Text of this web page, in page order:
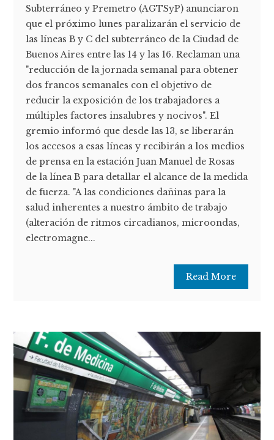
Subterráneo y Premetro (AGTSyP) anunciaron
que el próximo lunes paralizarán el servicio de
las líneas B y C del subterráneo de la Ciudad de
Buenos Aires entre las 14 y las 16. Reclaman una
"reducción de la jornada semanal para obtener
dos francos semanales con el objetivo de
reducir la exposición de los trabajadores a
múltiples factores insalubres y nocivos". El
gremio informó que desde las 13, se liberarán
los accesos a esas líneas y recibirán a los medios
de prensa en la estación Juan Manuel de Rosas
de la línea B para detallar el alcance de la medida
de fuerza. "A las condiciones dañinas para la
salud inherentes a nuestro ámbito de trabajo
(alteración de ritmos circadianos, microondas,
electromagne...
Read More